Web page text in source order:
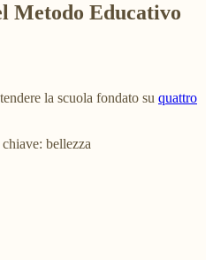
Metodo Educativo
la scuola fondato su quattro
bellezza